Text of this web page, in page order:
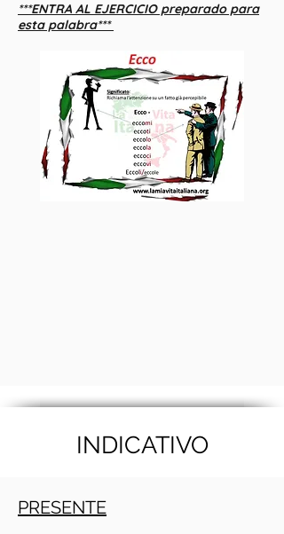
***ENTRA AL EJERCICIO preparado para
esta palabra***
INDICATIVO
PRESENTE